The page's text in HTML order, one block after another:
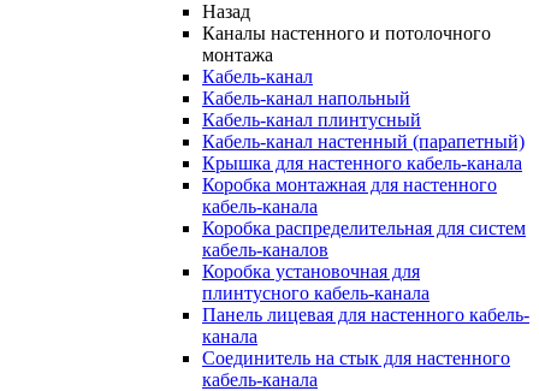
Назад
Каналы настенного и потолочного
монтажа
Кабель-канал
Кабель-канал напольный
Кабель-канал плинтусный
Кабель-канал настенный (парапетный)
Крышка для настенного кабель-канала
Коробка монтажная для настенного
кабель-канала
Коробка распределительная для систем
кабель-каналов
Коробка установочная для
плинтусного кабель-канала
Панель лицевая для настенного кабель-
канала
Соединитель на стык для настенного
кабель-канала